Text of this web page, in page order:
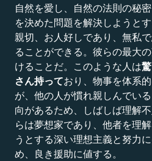
自然を愛し、自然の法則の秘
を決めた問題を解決しようと
親切、お人好しであり、無私
ることができる。彼らの最大
けることだ。このような人は
さん持っており、物事を体系
が、他の人が慣れ親しんでい
向があるため、しばしば理解
らは夢想家であり、他者を理解
うとする深い理想主義と努力
め、良き援助に値する。